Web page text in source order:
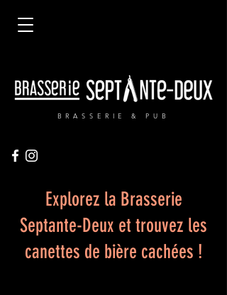
BRASSERIE & PUB
Explorez la Brasserie
Septante-Deux et trouvez les
canettes de bière cachées !